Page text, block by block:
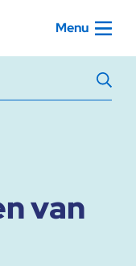
Menu
van